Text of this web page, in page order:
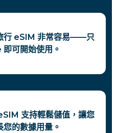
行 eSIM 非常容易——只
可開始使用。
支持輕鬆儲值，讓您
的數據用量。